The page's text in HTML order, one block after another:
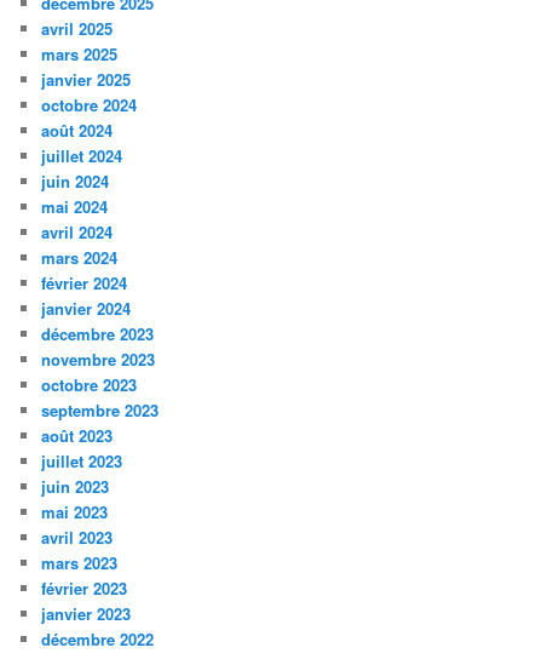
avril 2025
mars 2025
janvier 2025
octobre 2024
août 2024
juillet 2024
juin 2024
mai 2024
avril 2024
mars 2024
février 2024
janvier 2024
décembre 2023
novembre 2023
octobre 2023
septembre 2023
août 2023
juillet 2023
juin 2023
mai 2023
avril 2023
mars 2023
février 2023
janvier 2023
décembre 2022